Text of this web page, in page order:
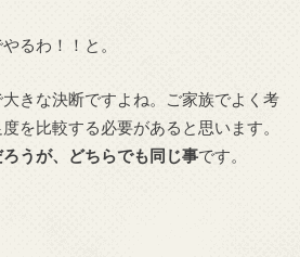
るわ！！と。
きな決断ですよね。ご家族でよく考
を比較する必要があると思います。
うが、どちらでも同じ事です。